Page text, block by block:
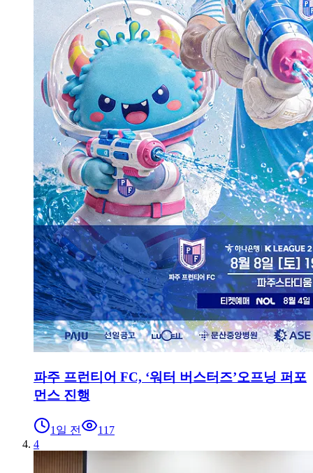
파주 프런티어 FC, ‘워터 버스터즈’오프닝 퍼포
먼스 진행
1일 전
117
4